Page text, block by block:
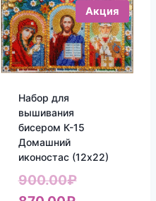
Акция
Набор для
вышивания
бисером К-15
Домашний
иконостас (12х22)
900.00₽